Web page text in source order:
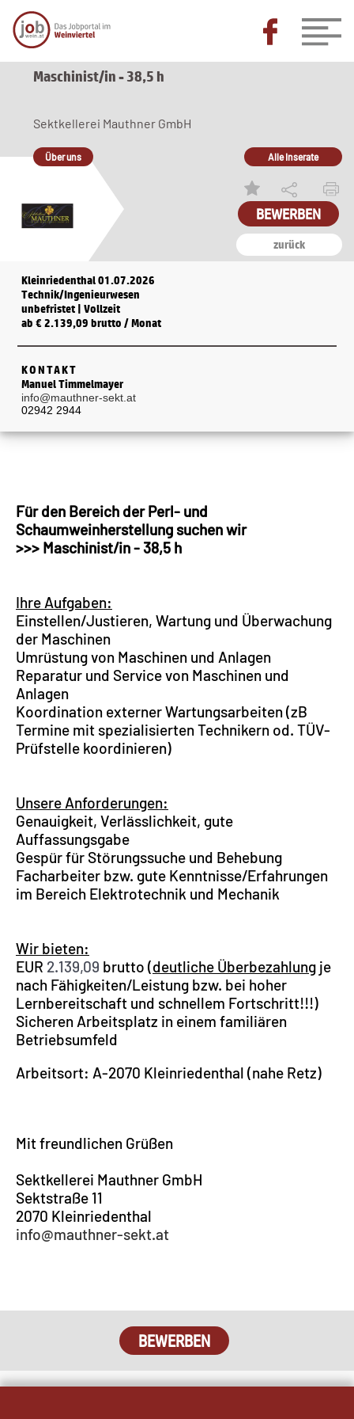
Maschinist/in - 38,5 h
zurück
Sektkellerei Mauthner GmbH
Über uns Alle Inserate
BEWERBEN
Kleinriedenthal 01.07.2026
Technik/Ingenieurwesen
unbefristet | Vollzeit
ab € 2.139,09 brutto / Monat
KONTAKT
Manuel Timmelmayer
info@mauthner-sekt.at
02942 2944
Für den Bereich der Perl- und
Schaumweinherstellung suchen wir
>>> Maschinist/in - 38,5 h
Ihre Aufgaben:
Einstellen/Justieren, Wartung und Überwachung
der Maschinen
Umrüstung von Maschinen und Anlagen
Reparatur und Service von Maschinen und
Anlagen
Koordination externer Wartungsarbeiten (zB
Termine mit spezialisierten Technikern od. TÜV-
Prüfstelle koordinieren)
Unsere Anforderungen:
Genauigkeit, Verlässlichkeit, gute
Auffassungsgabe
Gespür für Störungssuche und Behebung
Facharbeiter bzw. gute Kenntnisse/Erfahrungen
im Bereich Elektrotechnik und Mechanik
Wir bieten:
EUR 2.139,09 brutto (deutliche Überbezahlung je
nach Fähigkeiten/Leistung bzw. bei hoher
Lernbereitschaft und schnellem Fortschritt!!!)
Sicheren Arbeitsplatz in einem familiären
Betriebsumfeld
Arbeitsort: A-2070 Kleinriedenthal (nahe Retz)
Mit freundlichen Grüßen
Sektkellerei Mauthner GmbH
Sektstraße 11
2070 Kleinriedenthal
info@mauthner-sekt.at
BEWERBEN